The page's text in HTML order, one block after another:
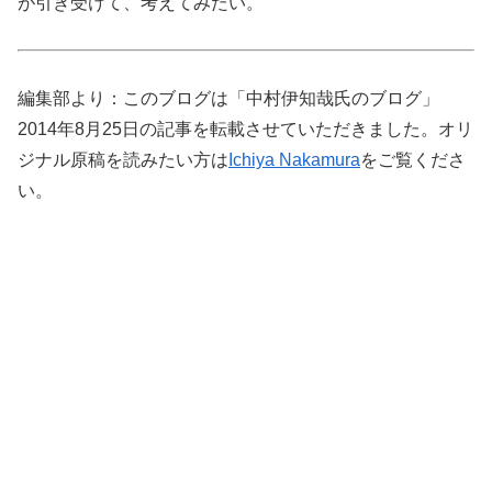
編集部より：このブログは「中村伊知哉氏のブログ」
2014年8月25日の記事を転載させていただきました。オリ
ジナル原稿を読みたい方は Ichiya Nakamuraをご覧くださ
い。